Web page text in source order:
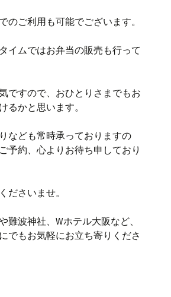
のご利用も可能でございます。
イムではお弁当の販売も行って
ですので、おひとりさまでもお
るかと思います。
なども常時承っておりますの
予約、心よりお待ち申しており
ださいませ。
難波神社、Wホテル大阪など、
でもお気軽にお立ち寄りくださ